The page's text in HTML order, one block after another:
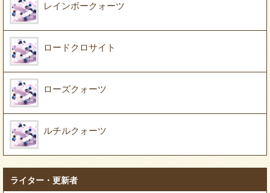
レインボークォーツ
ロードクロサイト
ローズクォーツ
ルチルクォーツ
ライター・更新者